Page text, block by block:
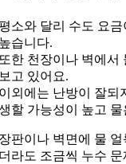
소와 달리 수도 요
습니다.
한 천장이나 벽에서
고 있어요.
외에는 난방이 잘되
할 가능성이 높고
판이나 벽면에 물
라도 조금씩 누수